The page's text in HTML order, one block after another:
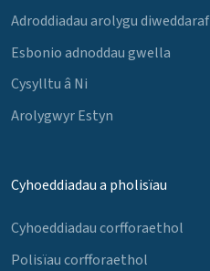
Adroddiadau arolygu diweddaraf
Esbonio adnoddau gwella
Cysylltu â Ni
Arolygwyr Estyn
Cyhoeddiadau a pholisïau
Cyhoeddiadau corfforaethol
Polisïau corfforaethol